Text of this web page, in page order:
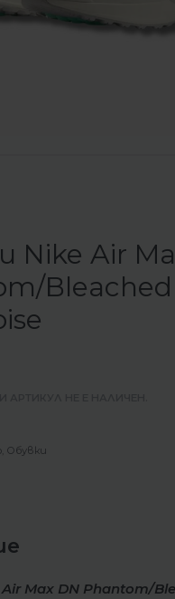
Nike Air
Bleached
Обувки
Max DN Phantom/